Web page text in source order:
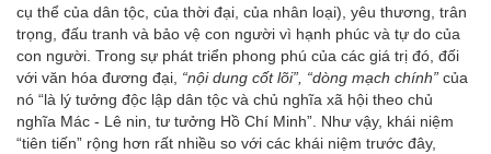
cụ thể của dân tộc, của thời đại, của nhân loại), yêu thương, trân
trọng, đấu tranh và bảo vệ con người vì hạnh phúc và tự do của
con người. Trong sự phát triển phong phú của các giá trị đó, đối
với văn hóa đương đại, “nội dung cốt lõi”, “dòng mạch chính” của
nó “là lý tưởng độc lập dân tộc và chủ nghĩa xã hội theo chủ
nghĩa Mác - Lê nin, tư tưởng Hồ Chí Minh”. Như vậy, khái niệm
“tiên tiến” rộng hơn rất nhiều so với các khái niệm trước đây,